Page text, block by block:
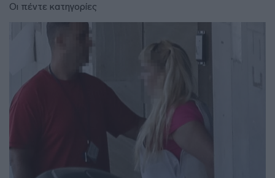
Οι πέντε κατηγορίες